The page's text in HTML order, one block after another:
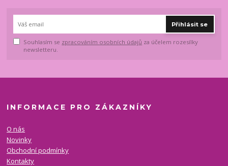
Přihlásit se
Souhlasím se zpracováním osobních údajů za účelem rozesílky
newsletteru.
INFORMACE PRO ZÁKAZNÍKY
O nás
Novinky
Obchodní podmínky
Kontakty